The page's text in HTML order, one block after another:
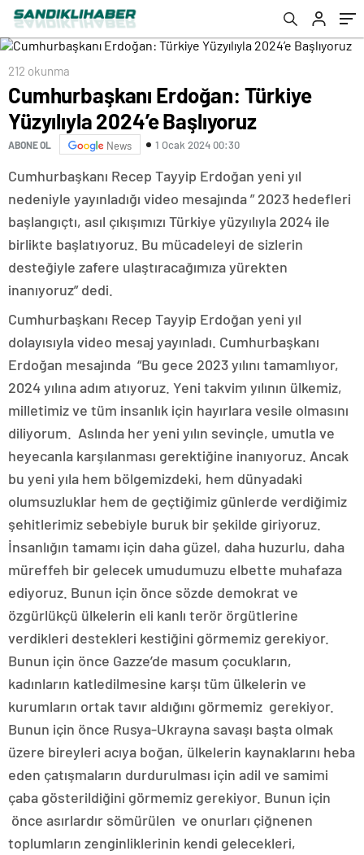
212 okunma
Cumhurbaşkanı Erdoğan: Türkiye
Yüzyılıyla 2024’e Başlıyoruz
ABONE OL News 1 Ocak 2024 00:30
Cumhurbaşkanı Recep Tayyip Erdoğan yeni yıl
nedeniyle yayınladığı video mesajında ” 2023 hedefleri
başlangıçtı, asıl çıkışımızı Türkiye yüzyılıyla 2024 ile
birlikte başlatıyoruz. Bu mücadeleyi de sizlerin
desteğiyle zafere ulaştıracağımıza yürekten
inanıyoruz” dedi.
Cumhurbaşkanı Recep Tayyip Erdoğan yeni yıl
dolayısıyla video mesaj yayınladı. Cumhurbaşkanı
Erdoğan mesajında “Bu gece 2023 yılını tamamlıyor,
2024 yılına adım atıyoruz. Yeni takvim yılının ülkemiz,
milletimiz ve tüm insanlık için hayırlara vesile olmasını
diliyorum. Aslında her yeni yılın sevinçle, umutla ve
heyecanla karşılanması gerektiğine inanıyoruz. Ancak
bu yeni yıla hem bölgemizdeki, hem dünyadaki
olumsuzluklar hem de geçtiğimiz günlerde verdiğimiz
şehitlerimiz sebebiyle buruk bir şekilde giriyoruz.
İnsanlığın tamamı için daha güzel, daha huzurlu, daha
müreffeh bir gelecek umudumuzu elbette muhafaza
ediyoruz. Bunun için önce sözde demokrat ve
özgürlükçü ülkelerin eli kanlı terör örgütlerine
verdikleri destekleri kestiğini görmemiz gerekiyor.
Bunun için önce Gazze’de masum çocukların,
kadınların katledilmesine karşı tüm ülkelerin ve
kurumların ortak tavır aldığını görmemiz gerekiyor.
Bunun için önce Rusya-Ukrayna savaşı başta olmak
üzere bireyleri acıya boğan, ülkelerin kaynaklarını heba
eden çatışmaların durdurulması için adil ve samimi
çaba gösterildiğini görmemiz gerekiyor. Bunun için
önce asırlardır sömürülen ve onurları çiğnenen
toplumların zenginliklerinin kendi gelecekleri,